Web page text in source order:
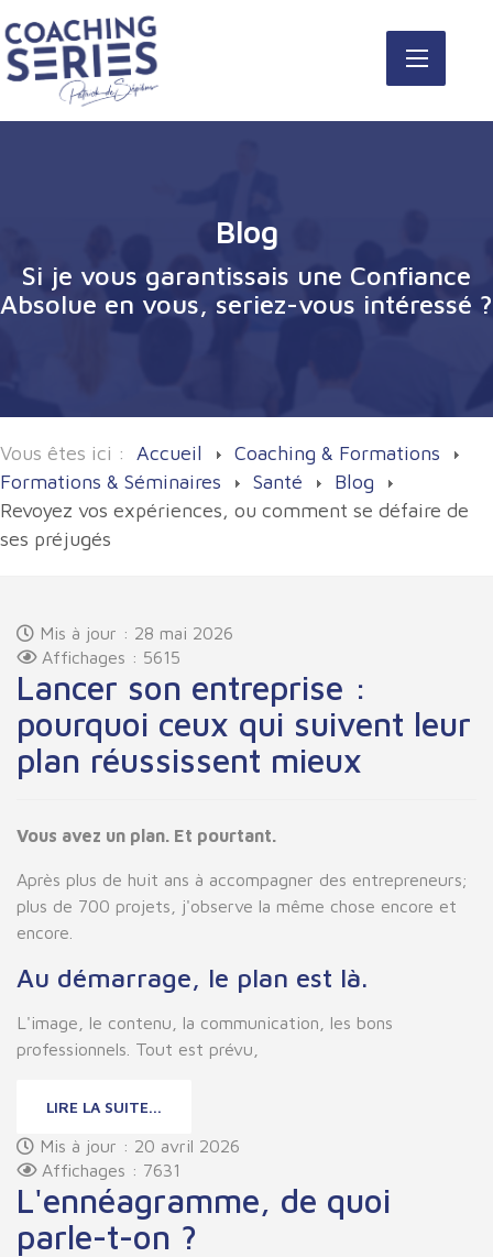
Blog
Si je vous garantissais une Confiance
Absolue en vous, seriez-vous intéressé ?
Vous êtes ici : Accueil
Coaching & Formations
Formations & Séminaires
Santé
Blog
Revoyez vos expériences, ou comment se défaire de
ses préjugés
Mis à jour : 28 mai 2026
Affichages : 5615
Lancer son entreprise :
pourquoi ceux qui suivent leur
plan réussissent mieux
Vous avez un plan. Et pourtant.
Après plus de huit ans à accompagner des entrepreneurs;
plus de 700 projets, j'observe la même chose encore et
encore.
Au démarrage, le plan est là.
L'image, le contenu, la communication, les bons
professionnels. Tout est prévu,
LIRE LA SUITE...
Mis à jour : 20 avril 2026
Affichages : 7631
L'ennéagramme, de quoi
parle-t-on ?